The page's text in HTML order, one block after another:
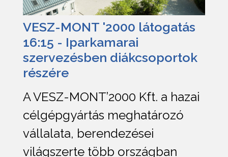
VESZ-MONT '2000 látogatás
16:15 - Iparkamarai
szervezésben diákcsoportok
részére
A VESZ-MONT’2000 Kft. a hazai
célgépgyártás meghatározó
vállalata, berendezései
világszerte több országban